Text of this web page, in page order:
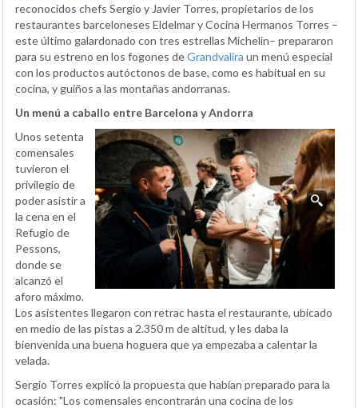
reconocidos chefs Sergio y Javier Torres, propietarios de los
restaurantes barceloneses Eldelmar y Cocina Hermanos Torres –
este último galardonado con tres estrellas Michelin– prepararon
para su estreno en los fogones deGrandvalira un menú especial
con los productos autóctonos de base, como es habitual en su
cocina, y guiños a las montañas andorranas.
Un menú a caballo entre Barcelona y Andorra
Unos setenta
comensales
tuvieron el
privilegio de
poder asistir a
la cena en el
Refugio de
Pessons,
donde se
alcanzó el
aforo máximo.
Los asistentes llegaron con retrac hasta el restaurante, ubicado
en medio de las pistas a 2.350 m de altitud, y les daba la
bienvenida una buena hoguera que ya empezaba a calentar la
velada.
Sergio Torres explicó la propuesta que habían preparado para la
ocasión: "Los comensales encontrarán una cocina de los